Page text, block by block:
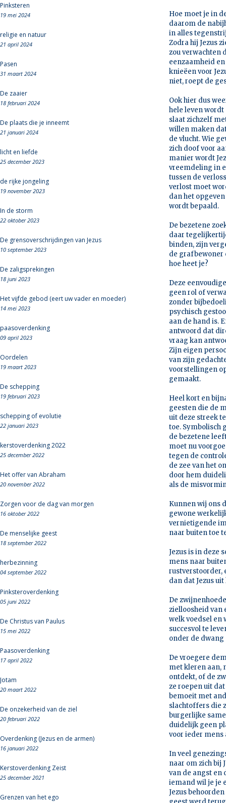
Pinksteren
19 mei 2024
religie en natuur
21 april 2024
Pasen
31 maart 2024
De zaaier
18 februari 2024
De plaats die je inneemt
21 januari 2024
licht en liefde
25 december 2023
de rijke jongeling
19 november 2023
In de storm
22 oktober 2023
De grensoverschrijdingen van Jezus
10 september 2023
De zaligsprekingen
18 juni 2023
Het vijfde gebod (eert uw vader en moeder)
14 mei 2023
paasoverdenking
09 april 2023
Oordelen
19 maart 2023
De schepping
19 februari 2023
schepping of evolutie
22 januari 2023
kerstoverdenking 2022
25 december 2022
Het offer van Abraham
20 november 2022
Zorgen voor de dag van morgen
16 oktober 2022
De menselijke geest
18 september 2022
herbezinning
04 september 2022
Pinksteroverdenking
05 juni 2022
De Christus van Paulus
15 mei 2022
Paasoverdenking
17 april 2022
Jotam
20 maart 2022
De onzekerheid van de ziel
20 februari 2022
Overdenking (Jezus en de armen)
16 januari 2022
Kerstoverdenking Zeist
25 december 2021
Grenzen van het ego
Hoe moet je in
daarom de
in alles
Zodra hij Jezus
zou verwachten
eenzaamheid
knieëen voor
niet, roept de
Ook hier dus
hele leven wordt
slaat zichzelf
willen maken
de vlucht. Wie
zich doof voor
manier wordt
vreemdeling in
tussen de
verlost moet
dan het
wordt bepaald.
De bezetene
daar
binden, zijn
de grafbewoner
hoe heet je?
Deze
geen rol of
zonder
psychisch
aan de hand is.
antwoord dat
vraag kan
Zijn eigen
van zijn
voorstellingen
gemaakt.
Heel kort en
geesten die de
uit deze streek
toe. Symbolisch
de bezetene
moet nu
tegen de
de zee van het
door hem
als de
Kunnen wij ons
gewone
vernietigende
naar buiten toe
Jezus is in deze
mens naar
rustverstoorder,
dan dat Jezus
De
zielloosheid van
welk voedsel en
succesvol te
onder de
De vroegere
met kleren aan,
ontdekt, of de
ze roepen uit
bemoeit met
slachtoffers die
burgerlijke
duidelijk geen
voor ieder
In veel
naar om zich bij
van de angst en
iemand wil je je
Jezus